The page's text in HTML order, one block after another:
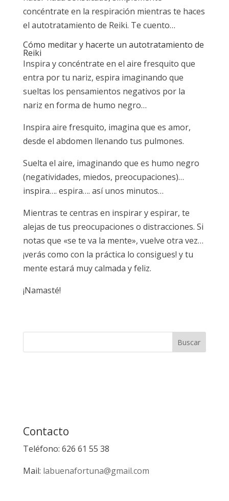
concéntrate en la respiración mientras te haces
el autotratamiento de Reiki. Te cuento…
Cómo meditar y hacerte un autotratamiento de
Reiki
Inspira y concéntrate en el aire fresquito que
entra por tu nariz, espira imaginando que
sueltas los pensamientos negativos por la
nariz en forma de humo negro…
Inspira aire fresquito, imagina que es amor,
desde el abdomen llenando tus pulmones.
Suelta el aire, imaginando que es humo negro
(negatividades, miedos, preocupaciones)…
inspira…. espira…. así unos minutos…
Mientras te centras en inspirar y espirar, te
alejas de tus preocupaciones o distracciones. Si
notas que «se te va la mente», vuelve otra vez…
¡verás como con la práctica lo consigues! y tu
mente estará muy calmada y feliz.
¡Namasté!
Contacto
Teléfono: 626 61 55 38
Mail: labuenafortuna@gmail.com